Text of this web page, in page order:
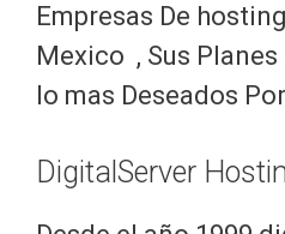
Empresas De
Mexico , Sus
lo mas Deseados
DigitalServer